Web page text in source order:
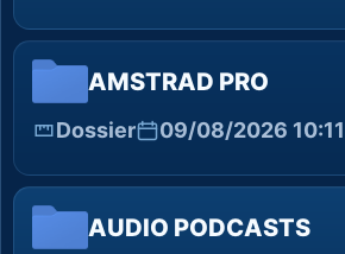
AMSTRAD PRO
Dossier 09/08/2026 10:11
AUDIO PODCASTS